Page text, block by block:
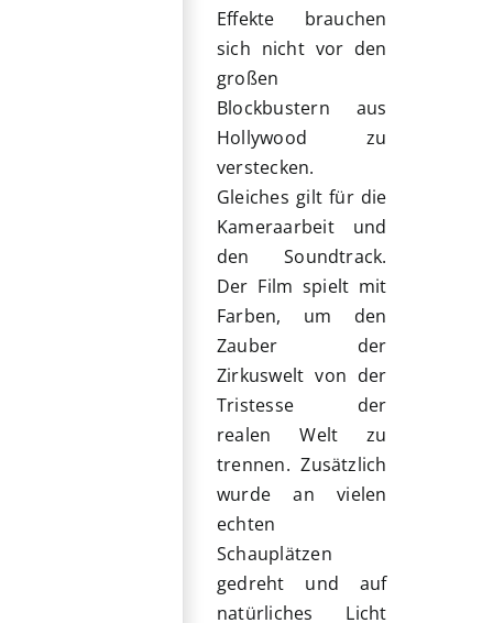
Effekte brauchen
sich nicht vor den
großen
Blockbustern aus
Hollywood zu
verstecken.
Gleiches gilt für die
Kameraarbeit und
den Soundtrack.
Der Film spielt mit
Farben, um den
Zauber der
Zirkuswelt von der
Tristesse der
realen Welt zu
trennen. Zusätzlich
wurde an vielen
echten
Schauplätzen
gedreht und auf
natürliches Licht